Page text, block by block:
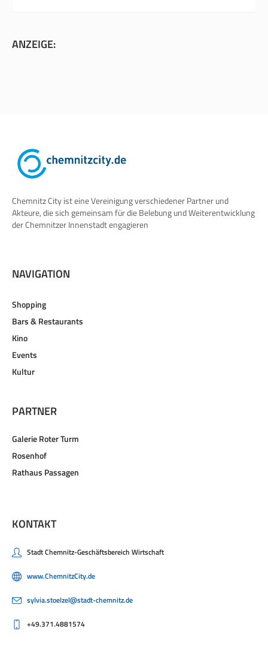
ANZEIGE:
Chemnitz City ist eine Vereinigung verschiedener Partner und
Akteure, die sich gemeinsam für die Belebung und Weiterentwicklung
der Chemnitzer Innenstadt engagieren
NAVIGATION
Shopping
Bars & Restaurants
Kino
Events
Kultur
PARTNER
Galerie Roter Turm
Rosenhof
Rathaus Passagen
KONTAKT
Stadt Chemnitz-Geschäftsbereich Wirtschaft
www.ChemnitzCity.de
sylvia.stoelzel@stadt-chemnitz.de
+49.371.4881574